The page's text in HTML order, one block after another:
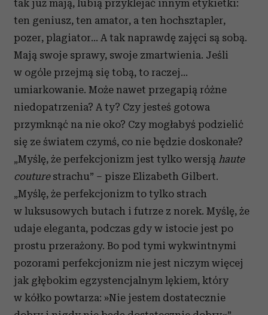
tak już mają, lubią przyklejać innym etykietki:
ten geniusz, ten amator, a ten hochsztapler,
pozer, plagiator… A tak naprawdę zajęci są sobą.
Mają swoje sprawy, swoje zmartwienia. Jeśli
w ogóle przejmą się tobą, to raczej…
umiarkowanie. Może nawet przegapią różne
niedopatrzenia? A ty? Czy jesteś gotowa
przymknąć na nie oko? Czy mogłabyś podzielić
się ze światem czymś, co nie będzie doskonałe?
„Myślę, że perfekcjonizm jest tylko wersją haute
couturestrachu” – pisze Elizabeth Gilbert.
„Myślę, że perfekcjonizm to tylko strach
w luksusowych butach i futrze z norek. Myślę, że
udaje eleganta, podczas gdy w istocie jest po
prostu przerażony. Bo pod tymi wykwintnymi
pozorami perfekcjonizm nie jest niczym więcej
jak głębokim egzystencjalnym lękiem, który
w kółko powtarza: »Nie jestem dostatecznie